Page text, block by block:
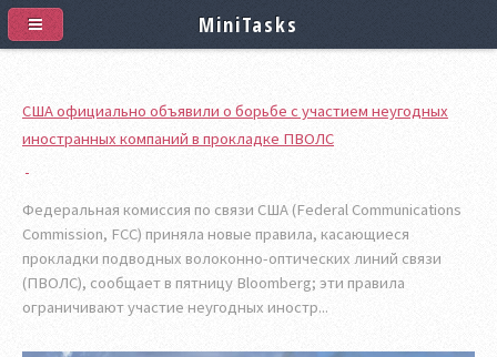
США официально объявили о борьбе с участием неугодных
иностранных компаний в прокладке ПВОЛС
Федеральная комиссия по связи США (Federal Communications
Commission, FCC) приняла новые правила, касающиеся
прокладки подводных волоконно-оптических линий связи
(ПВОЛС), сообщает в пятницу Bloomberg; эти правила
ограничивают участие неугодных иностр...
MiniTasks